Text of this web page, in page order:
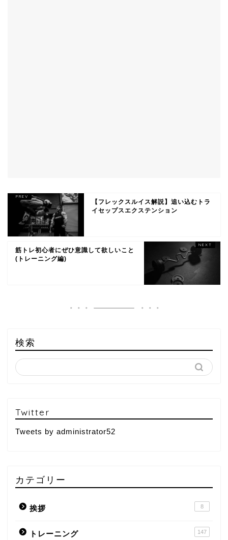
【フレックスルイス解説】追い込むトラ
イセップスエクステンション
筋トレ初心者にぜひ意識して欲しいこと
(トレーニング編)
検索
Twitter
Tweets by administrator52
カテゴリー
挨拶 8
トレーニング 147